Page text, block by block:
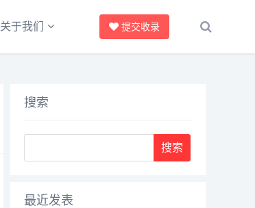
关于我们 提交收录
搜索
最近发表